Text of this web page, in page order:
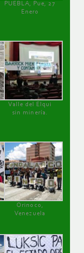
PUEBLA, Pue, 27
Enero
Valle del Elqui
sin minería.
Orinoco,
Venezuela